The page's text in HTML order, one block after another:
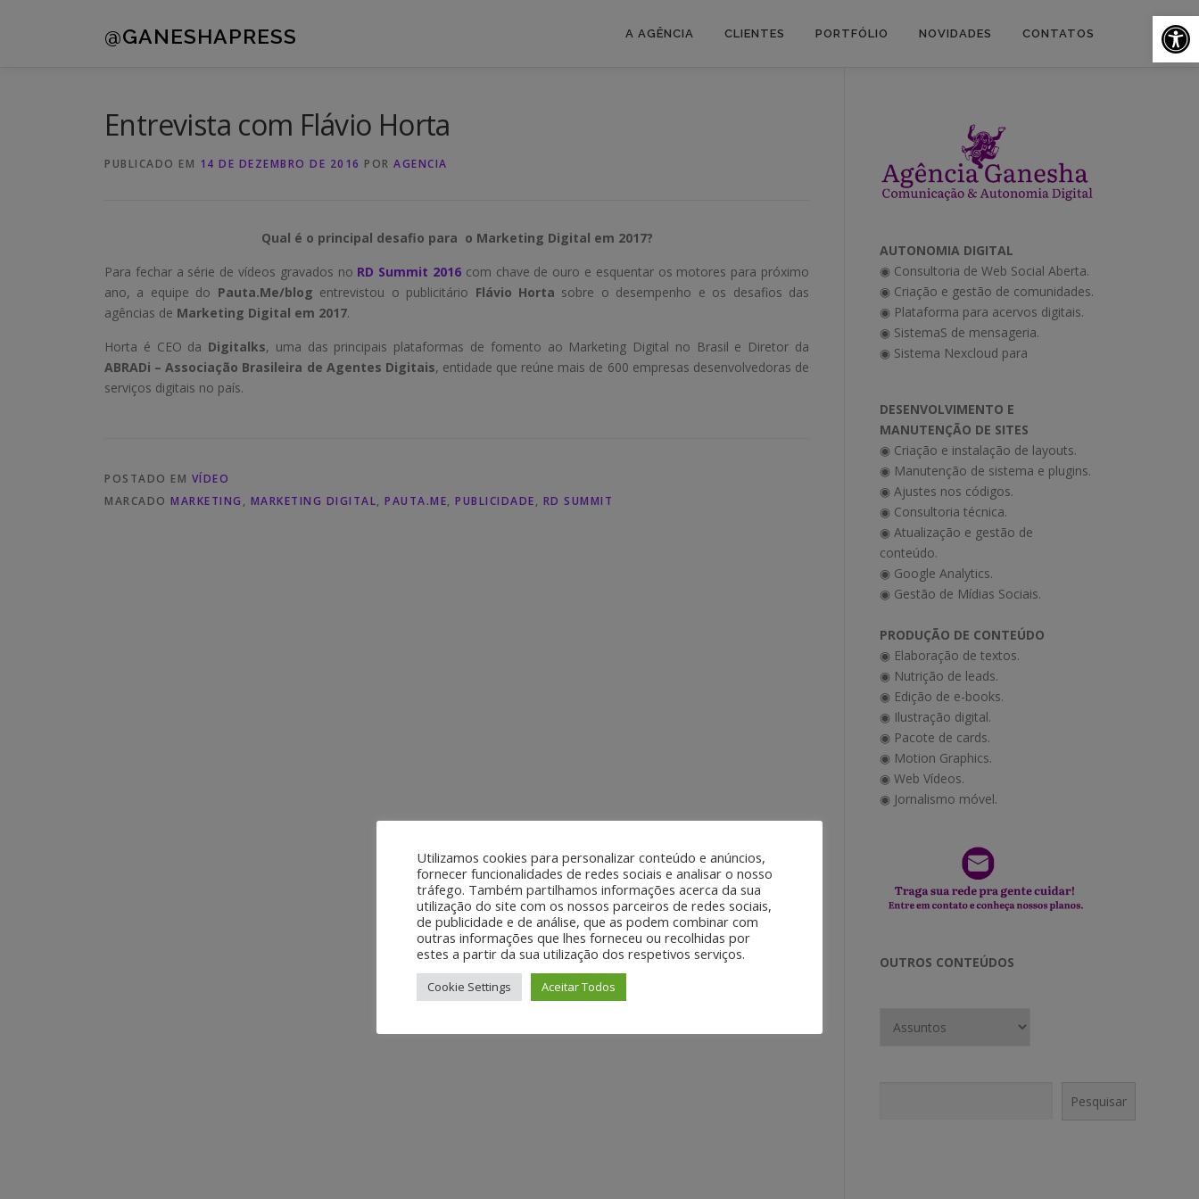
@GANESHAPRESS A AGÊNCIA CLIENTES PORTFÓLIO NOVIDADES CONTATOS
Entrevista com Flávio Horta
PUBLICADO EM 14 DE DEZEMBRO DE 2016 POR AGENCIA
Qual é o principal desafio para o Marketing Digital em 2017?
Para fechar a série de vídeos gravados no RD Summit 2016 com chave de ouro e esquentar os motores para próximo
ano, a equipe do Pauta.Me/blog entrevistou o publicitário Flávio Horta sobre o desempenho e os desafios das
agências de Marketing Digital em 2017.
Horta é CEO da Digitalks, uma das principais plataformas de fomento ao Marketing Digital no Brasil e Diretor da
ABRADi – Associação Brasileira de Agentes Digitais, entidade que reúne mais de 600 empresas desenvolvedoras de
serviços digitais no país.
POSTADO EM VÍDEO
MARCADO MARKETING , MARKETING DIGITAL, PAUTA.ME, PUBLICIDADE, RD SUMMIT
AUTONOMIA DIGITAL
◉ Consultoria de Web Social Aberta.
◉ Criação e gestão de comunidades.
◉ Plataforma para acervos digitais.
◉ SistemaS de mensageria.
◉ Sistema Nexcloud para
DESENVOLVIMENTO E
MANUTENÇÃO DE SITES
◉ Criação e instalação de layouts.
◉ Manutenção de sistema e plugins.
◉ Ajustes nos códigos.
◉ Consultoria técnica.
◉ Atualização e gestão de
conteúdo.
◉ Google Analytics.
◉ Gestão de Mídias Sociais.
PRODUÇÃO DE CONTEÚDO
◉ Elaboração de textos.
◉ Nutrição de leads.
◉ Edição de e-books.
◉ Ilustração digital.
◉ Pacote de cards.
◉ Motion Graphics.
◉ Web Vídeos.
◉ Jornalismo móvel.
OUTROS CONTEÚDOS
Pesquisar
Utilizamos cookies para personalizar conteúdo e anúncios,
fornecer funcionalidades de redes sociais e analisar o nosso
tráfego. Também partilhamos informações acerca da sua
utilização do site com os nossos parceiros de redes sociais,
de publicidade e de análise, que as podem combinar com
outras informações que lhes forneceu ou recolhidas por
estes a partir da sua utilização dos respetivos serviços.
Cookie Settings Aceitar Todos